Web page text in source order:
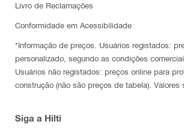
Livro de Reclamações
Conformidade em Acessibilidade
*Informação de preços. Usuários registados:
personalizado, segundo as condições
Usuários não registados: preços online para
construção (não são preços de tabela). Valores
Siga a Hilti